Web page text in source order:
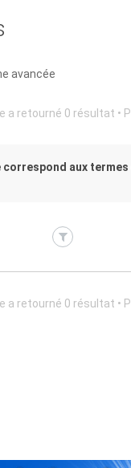
avancée
a retourné 0 résultat •
aux termes
a retourné 0 résultat •